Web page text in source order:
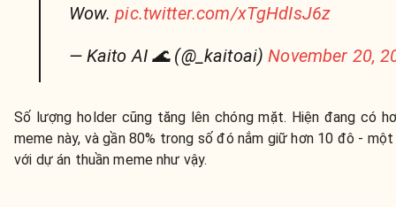
Wow.pic.twitter.com/xTgHdIsJ6z
— Kaito AI 🌊 (@_kaitoai)November 20,
Số lượng holder cũng tăng lên chóng mặt. Hiện đang có
meme này, và gần 80% trong số đó nắm giữ hơn 10 đô -
với dự án thuần meme như vậy.